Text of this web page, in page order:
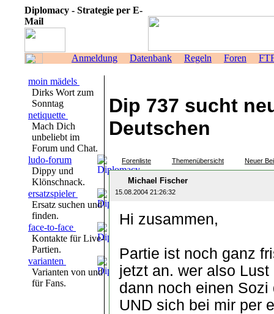
Diplomacy - Strategie per E-
Mail
Anmeldung Datenbank Regeln Foren
moin mädels
Dirks Wort zum
Sonntag
netiquette
Mach Dich
unbeliebt im
Forum und Chat.
ludo-forum
Dippy und
Klönschnack.
ersatzspieler
Ersatz suchen und
finden.
face-to-face
Kontakte für Live-
Partien.
varianten
Varianten von und
für Fans.
Dip 737 sucht
Deutschen
Forenliste Themenübersicht Neuer
Michael Fischer
15.08.2004 21:26:32
Hi zusammen,
Partie ist noch ganz
jetzt an. wer also
dann noch einen
UND sich bei mir per